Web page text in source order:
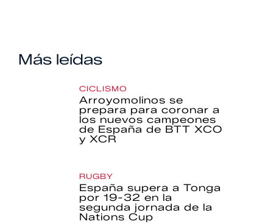
Más leídas
CICLISMO
Arroyomolinos se
prepara para coronar a
los nuevos campeones
de España de BTT XCO
y XCR
RUGBY
España supera a Tonga
por 19-32 en la
segunda jornada de la
Nations Cup